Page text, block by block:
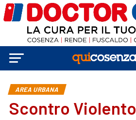
AREA URBANA
Scontro Violento